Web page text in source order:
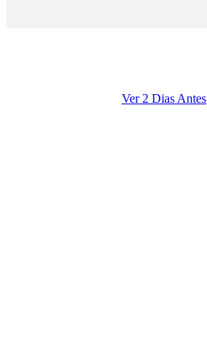
Ver 2 Dias Antes